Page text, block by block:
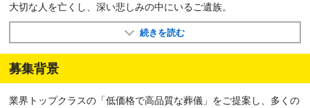
大切な人を亡くし、深い悲しみの中にいるご遺族。
続きを読む
募集背景
業界トップクラスの「低価格で高品質な葬儀」をご提案し、多くの